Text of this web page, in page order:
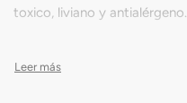
toxico, liviano y antialérgeno.